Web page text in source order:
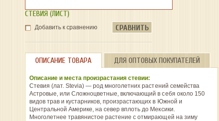
СТЕВИЯ (ЛИСТ)
Добавить к сравнению СРАВНИТЬ
ОПИСАНИЕ ТОВАРА ДЛЯ ОПТОВЫХ ПОКУПАТЕЛЕЙ
Описание и места произрастания стевии:
Стевия (лат. Stevia) — род многолетних растений семейства
Астровые, или Сложноцветные, включающий в себя около 150
видов трав и кустарников, произрастающих в Южной и
Центральной Америке, на север вплоть до Мексики.
Многолетнее травянистое растение с отмирающей на зиму